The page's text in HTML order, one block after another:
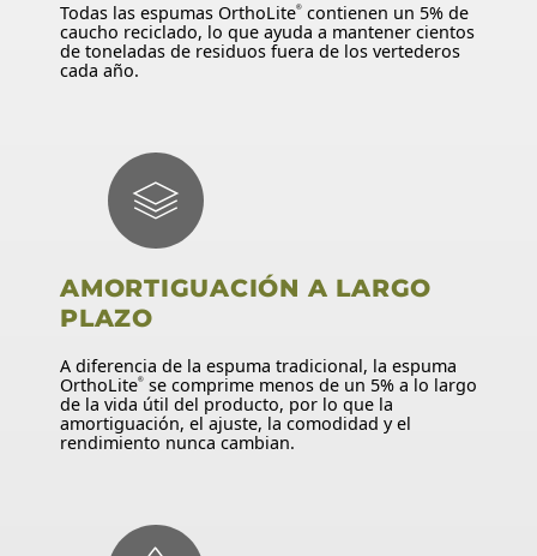
Todas las espumas OrthoLite® contienen un 5% de
caucho reciclado, lo que ayuda a mantener cientos
de toneladas de residuos fuera de los vertederos
cada año.
AMORTIGUACIÓN A LARGO
PLAZO
A diferencia de la espuma tradicional, la espuma
OrthoLite® se comprime menos de un 5% a lo largo
de la vida útil del producto, por lo que la
amortiguación, el ajuste, la comodidad y el
rendimiento nunca cambian.